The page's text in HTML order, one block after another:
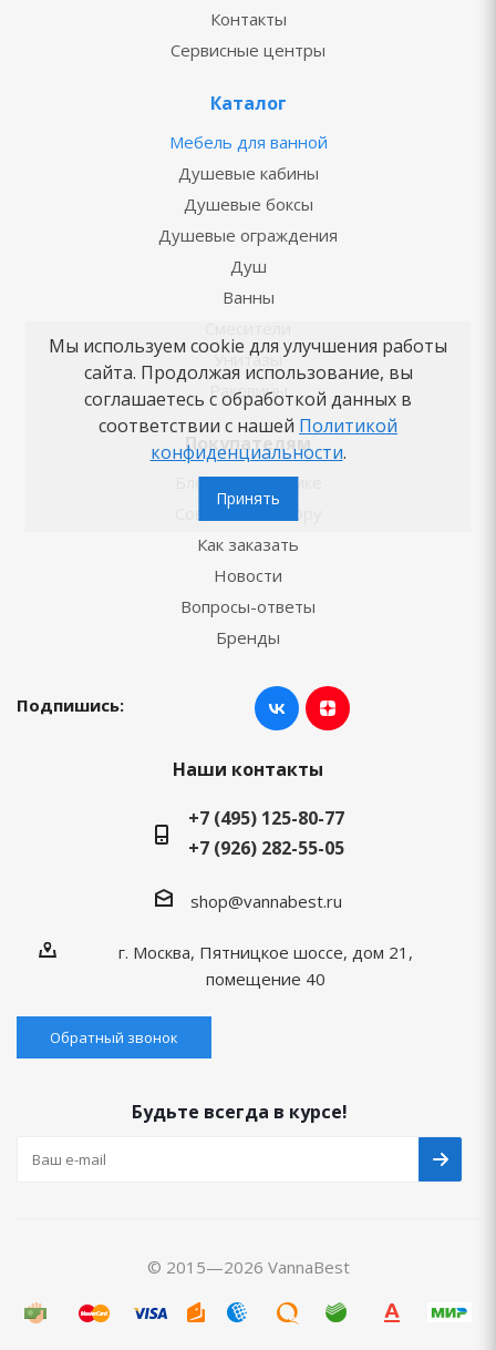
Контакты
Сервисные центры
Каталог
Мебель для ванной
Душевые кабины
Душевые боксы
Душевые ограждения
Душ
Ванны
Унитазы
Раковины
Покупателям
Блог о сантехнике
Советы по выбору
Как заказать
Новости
Вопросы-ответы
Бренды
Подпишись:
Наши контакты
+7 (495) 125-80-77
+7 (926) 282-55-05
shop@vannabest.ru
г. Москва, Пятницкое шоссе, дом 21,
помещение 40
Обратный звонок
Будьте всегда в курсе!
© 2015—2026 VannaBest
Мы используем cookie для улучшения работы
сайта. Продолжая использование, вы
соглашаетесь с обработкой данных в
соответствии с нашей Политикой
конфиденциальности.
Принять